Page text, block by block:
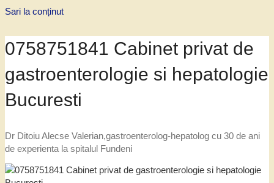
Sari la conținut
0758751841 Cabinet privat de
gastroenterologie si hepatologie
Bucuresti
Dr Ditoiu Alecse Valerian,gastroenterolog-hepatolog cu 30 de ani
de experienta la spitalul Fundeni